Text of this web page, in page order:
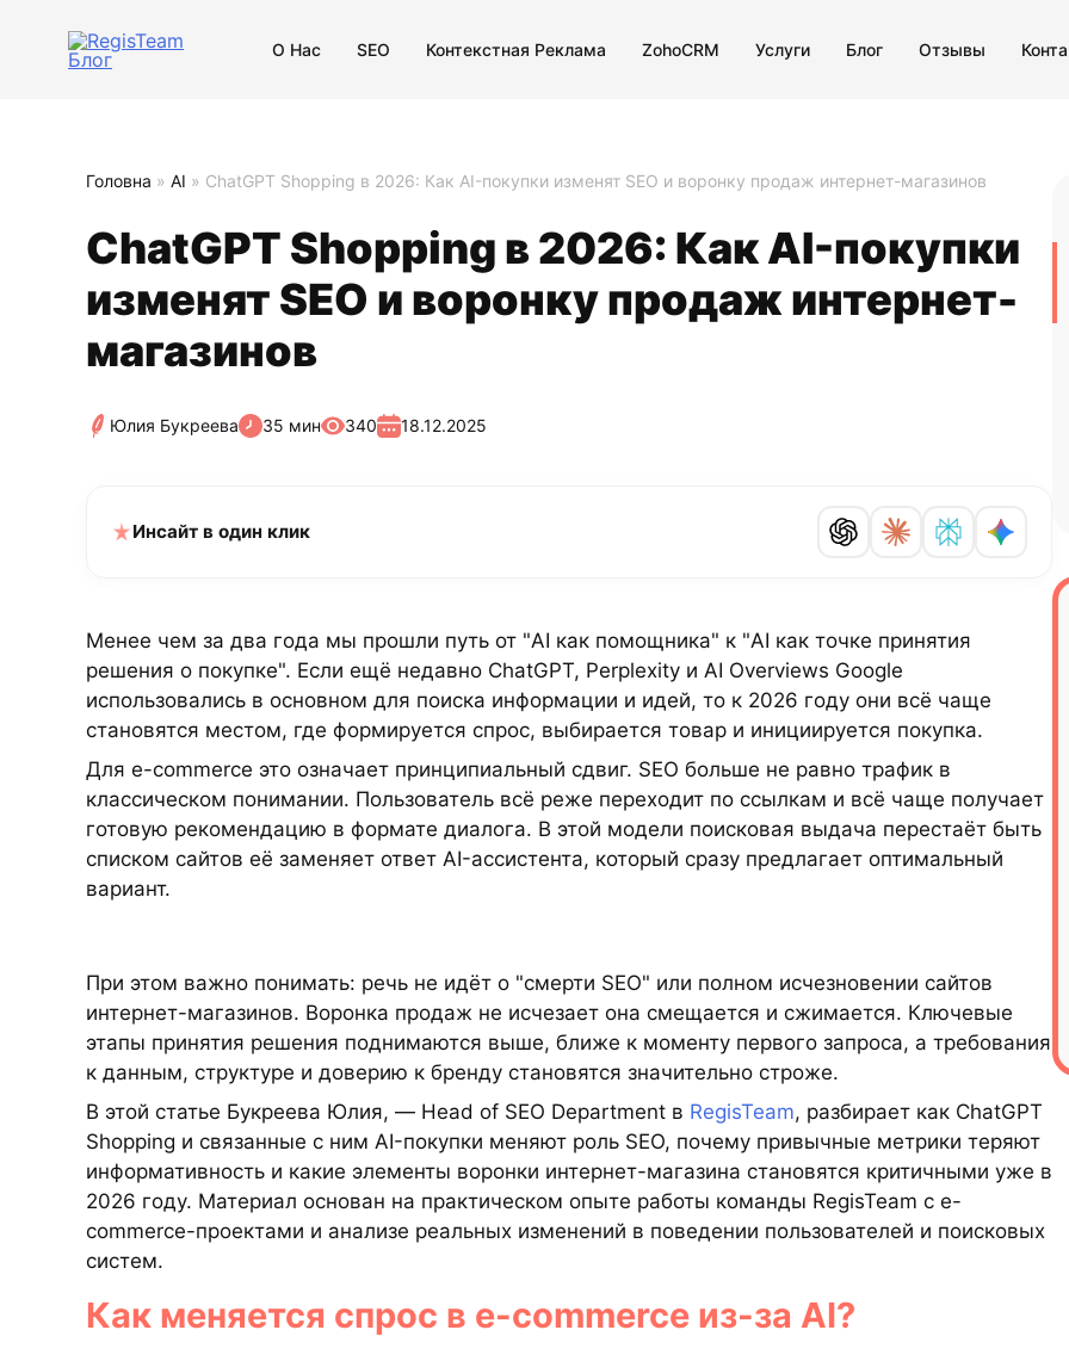
О Нас SEO Контекстная Реклама ZohoCRM Услуги Блог Отзывы
Головна » AI » ChatGPT Shopping в 2026: Как AI-покупки изменят SEO и воронку продаж интернет-магазинов
ChatGPT Shopping в 2026: Как AI-покупки
изменят SEO и воронку продаж интернет-
магазинов
Юлия Букреева 35 мин 340 18.12.2025
Инсайт в один клик
Менее чем за два года мы прошли путь от "AI как помощника" к "AI как точке принятия
решения о покупке". Если ещё недавно ChatGPT, Perplexity и AI Overviews Google
использовались в основном для поиска информации и идей, то к 2026 году они всё чаще
становятся местом, где формируется спрос, выбирается товар и инициируется покупка.
Для e-commerce это означает принципиальный сдвиг. SEO больше не равно трафик в
классическом понимании. Пользователь всё реже переходит по ссылкам и всё чаще получает
готовую рекомендацию в формате диалога. В этой модели поисковая выдача перестаёт быть
списком сайтов её заменяет ответ AI-ассистента, который сразу предлагает оптимальный
вариант.
При этом важно понимать: речь не идёт о "смерти SEO" или полном исчезновении сайтов
интернет-магазинов. Воронка продаж не исчезает она смещается и сжимается. Ключевые
этапы принятия решения поднимаются выше, ближе к моменту первого запроса, а требования
к данным, структуре и доверию к бренду становятся значительно строже.
В этой статье Букреева Юлия, — Head of SEO Department в RegisTeam, разбирает как ChatGPT
Shopping и связанные с ним AI-покупки меняют роль SEO, почему привычные метрики теряют
информативность и какие элементы воронки интернет-магазина становятся критичными уже в
2026 году. Материал основан на практическом опыте работы команды RegisTeam с e-
commerce-проектами и анализе реальных изменений в поведении пользователей и поисковых
систем.
Как меняется спрос в e-commerce из-за AI?